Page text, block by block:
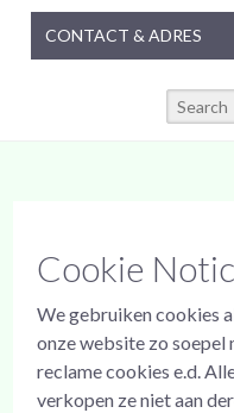
CONTACT & ADRES
Cookie
We gebruiken cookies
onze website zo
reclame cookies e.d.
verkopen ze niet aan